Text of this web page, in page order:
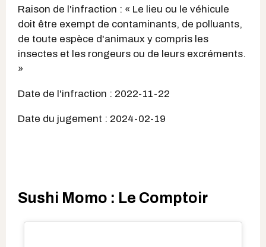
Raison de l'infraction : « Le lieu ou le véhicule
doit être exempt de contaminants, de polluants,
de toute espèce d'animaux y compris les
insectes et les rongeurs ou de leurs excréments.
»
Date de l'infraction : 2022-11-22
Date du jugement : 2024-02-19
Sushi Momo : Le Comptoir